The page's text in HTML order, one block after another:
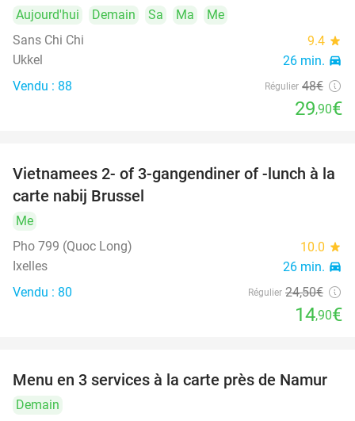
Aujourd'hui Demain Sa Ma
Me
Sans Chi Chi
9.4 star
Ukkel 26 min. directions_car
Vendu : 88 Régulier 48€
29,90€
39%
Vietnamees 2- of 3-gangendiner of -lunch à la
carte nabij Brussel
Me
Pho 799 (Quoc Long)
10.0 star
Ixelles 26 min. directions_car
Vendu : 80 Régulier 24,50€
14,90€
33%
Menu en 3 services à la carte près de Namur
Demain